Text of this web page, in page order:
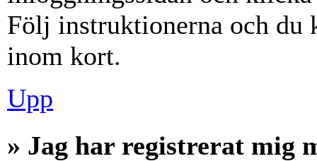
Följ instruktionerna och du
inom kort.
Upp
» Jag har registrerat mig